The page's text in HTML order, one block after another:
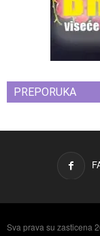
PREPORUKA
Sva prava su zasticena